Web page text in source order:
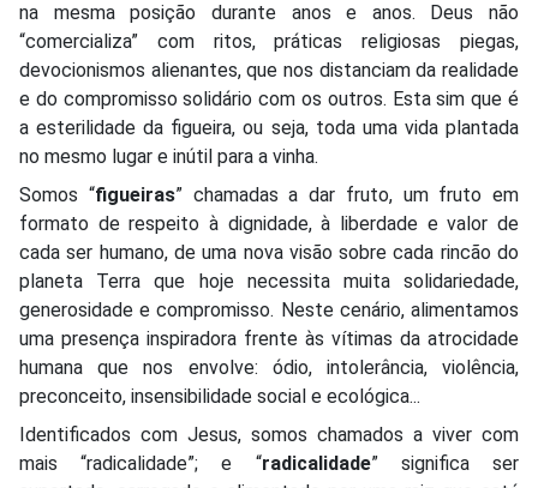
na mesma posição durante anos e anos. Deus não
“comercializa” com ritos, práticas religiosas piegas,
devocionismos alienantes, que nos distanciam da realidade
e do compromisso solidário com os outros. Esta sim que é
a esterilidade da figueira, ou seja, toda uma vida plantada
no mesmo lugar e inútil para a vinha.
Somos “figueiras” chamadas a dar fruto, um fruto em
formato de respeito à dignidade, à liberdade e valor de
cada ser humano, de uma nova visão sobre cada rincão do
planeta Terra que hoje necessita muita solidariedade,
generosidade e compromisso. Neste cenário, alimentamos
uma presença inspiradora frente às vítimas da atrocidade
humana que nos envolve: ódio, intolerância, violência,
preconceito, insensibilidade social e ecológica...
Identificados com Jesus, somos chamados a viver com
mais “radicalidade”; e “radicalidade” significa ser